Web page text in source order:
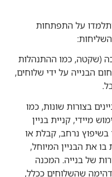
על התפתחות
(שקטה, כמו ההתנהלות
הבנייה על ידי שלוחים,
בצורות שונות, כמו
מיידי, קניית בניין
נרחב, קבלת או
את הבניין המיוחל,
של בנייה. המכנה
שהשלוחים ככלל,